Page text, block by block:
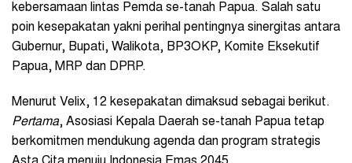
kebersamaan lintas Pemda se-tanah Papua. Salah satu
poin kesepakatan yakni perihal pentingnya sinergitas antara
Gubernur, Bupati, Walikota, BP3OKP, Komite Eksekutif
Papua, MRP dan DPRP.
Menurut Velix, 12 kesepakatan dimaksud sebagai berikut.
Pertama, Asosiasi Kepala Daerah se-tanah Papua tetap
berkomitmen mendukung agenda dan program strategis